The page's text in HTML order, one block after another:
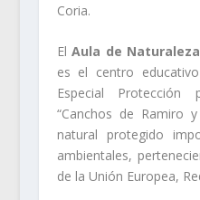
Coria.
ElAula de
es el centro
Especial
“Canchos de Ramiro
natural protegido
ambientales,
de la Unión Europea,